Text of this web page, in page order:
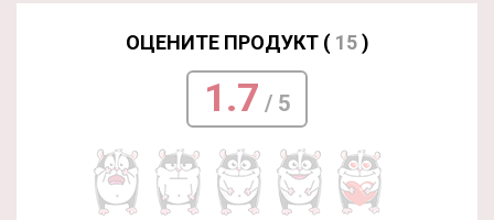
ОЦЕНИТЕ ПРОДУКТ ( 15)
1.7 / 5